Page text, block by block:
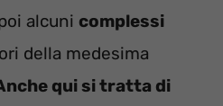
alcuni complessi
della medesima
qui si tratta di